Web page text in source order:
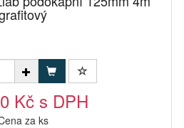
Kč s DPH
za ks